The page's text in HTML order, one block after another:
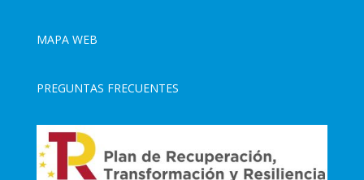
MAPA WEB
PREGUNTAS FRECUENTES